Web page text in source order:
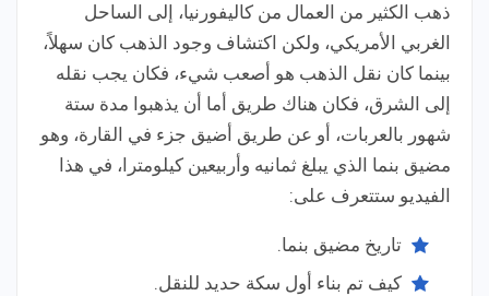
ذهب الكثير من العمال من كاليفورنيا، إلى الساحل
الغربي الأمريكي، ولكن اكتشاف وجود الذهب كان سهلاً،
بينما كان نقل الذهب هو أصعب شيء، فكان يجب نقله
إلى الشرق، فكان هناك طريق أما أن يذهبوا مدة ستة
شهور بالعربات، أو عن طريق أضيق جزء في القارة، وهو
مضيق بنما الذي يبلغ ثمانيه وأربيعين كيلومترا، في هذا
الفيديو ستتعرف على:
تاريخ مضيق بنما.
كيف تم بناء أول سكة حديد للنقل.